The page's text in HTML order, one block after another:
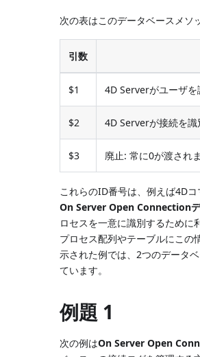
次の表はこのデータベースメソ
引数
$1 4D Serverがユーザ
$2 4D Serverが接続を
$3 廃止: 常に0が渡され
これらのID番号は、例えば4D
On Server Open Connection
ロセスを一意に識別するため
プロセス配列やテーブルにこの
示された例では、2つのデータ
ています。
例題 1
次の例はOn Server Open